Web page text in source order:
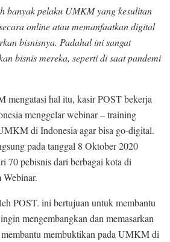
banyak pelaku UMKM yang kesulitan
online atau memanfaatkan digital
bisnisnya. Padahal ini sangat
bisnis mereka, seperti di saat pandemi
mengatasi hal itu, kasir POST bekerja
menggelar webinar – training
di Indonesia agar bisa go-digital.
pada tanggal 8 Oktober 2020
70 pebisnis dari berbagai kota di
POST. ini bertujuan untuk membantu
mengembangkan dan memasarkan
membuktikan pada UMKM di